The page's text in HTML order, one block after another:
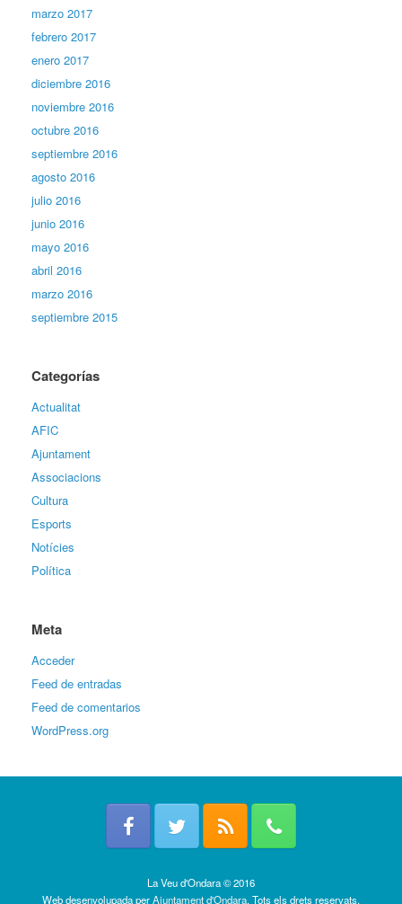
marzo 2017
febrero 2017
enero 2017
diciembre 2016
noviembre 2016
octubre 2016
septiembre 2016
agosto 2016
julio 2016
junio 2016
mayo 2016
abril 2016
marzo 2016
septiembre 2015
Categorías
Actualitat
AFIC
Ajuntament
Associacions
Cultura
Esports
Notícies
Política
Meta
Acceder
Feed de entradas
Feed de comentarios
WordPress.org
La Veu d'Ondara © 2016
Web desenvolupada perAjuntament d'Ondara. Tots els drets reservats.